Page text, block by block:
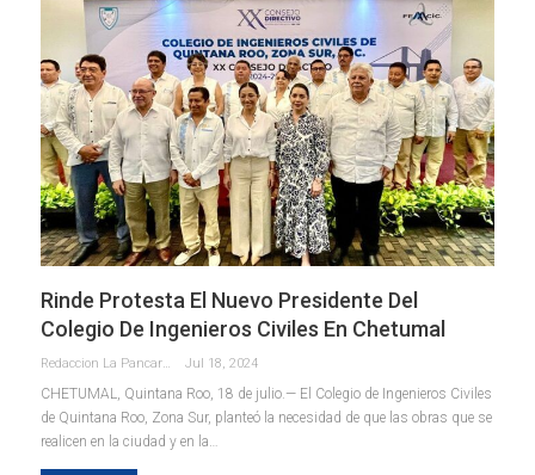
Rinde Protesta El Nuevo Presidente Del
Colegio De Ingenieros Civiles En Chetumal
Redaccion La Pancarta De Quintana Roo Jul 18, 2024
CHETUMAL, Quintana Roo, 18 de julio.— El Colegio de Ingenieros Civiles
de Quintana Roo, Zona Sur, planteó la necesidad de que las obras que se
realicen en la ciudad y en la…